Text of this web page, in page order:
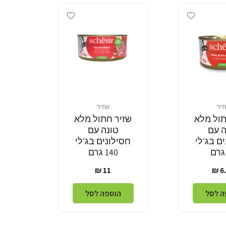
Add wishlist
מלא
עם
בג'לי
לסל
Add wishlist
שזיר
שזיר חתול מלא
טונה עם
חסילונים בג'לי
140 גרם
מחיר
11 ₪
הוספה לסל